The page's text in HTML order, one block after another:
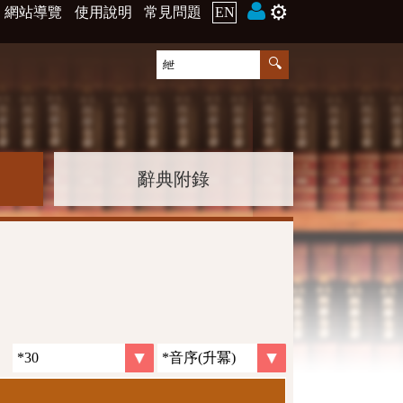
網站導覽 使用說明 常見問題 EN ⚙️
辭典附錄